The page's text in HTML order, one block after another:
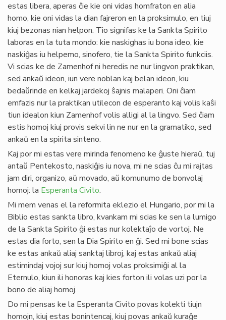
estas libera, aperas ĉie kie oni vidas homfraton en alia
homo, kie oni vidas la dian fajreron en la proksimulo, en tiuj
kiuj bezonas nian helpon. Tio signifas ke la Sankta Spirito
laboras en la tuta mondo: kie naskighas iu bona ideo, kie
naskiĝas iu helpemo, sinofero, tie la Sankta Spirito funkciis.
Vi scias ke de Zamenhof ni heredis ne nur lingvon praktikan,
sed ankaŭ ideon, iun vere noblan kaj belan ideon, kiu
bedaŭrinde en kelkaj jardekoj ŝajnis malaperi. Oni ĉiam
emfazis nur la praktikan utilecon de esperanto kaj volis kaŝi
tiun idealon kiun Zamenhof volis alligi al la lingvo. Sed ĉiam
estis homoj kiuj provis sekvi lin ne nur en la gramatiko, sed
ankaŭ en la spirita sinteno.
Kaj por mi estas vere mirinda fenomeno ke ĝuste hieraŭ, tuj
antaŭ Pentekosto, naskiĝis iu nova, mi ne scias ĉu mi rajtas
jam diri, organizo, aŭ movado, aŭ komunumo de bonvolaj
homoj: la Esperanta Civito.
Mi mem venas el la reformita eklezio el Hungario, por mi la
Biblio estas sankta libro, kvankam mi scias ke sen la lumigo
de la Sankta Spirito ĝi estas nur kolektaĵo de vortoj. Ne
estas dia forto, sen la Dia Spirito en ĝi. Sed mi bone scias
ke estas ankaŭ aliaj sanktaj libroj, kaj estas ankaŭ aliaj
estimindaj vojoj sur kiuj homoj volas proksimiĝi al la
Eternulo, kiun ili honoras kaj kies forton ili volas uzi por la
bono de aliaj homoj.
Do mi pensas ke la Esperanta Civito povas kolekti tiujn
homojn, kiuj estas bonintencaj, kiuj povas ankaŭ kuraĝe